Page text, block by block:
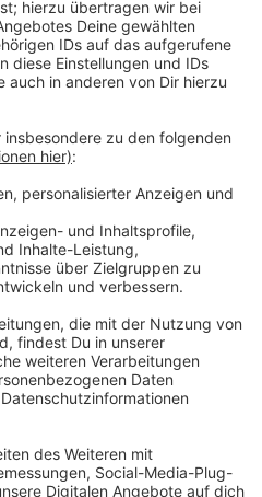
Hermannstraße oder die
in Mecklenbeck besichtigen.
genossenschaftlichem
Projekte bis hin zu
die sich noch in der
vorgestellt.
richtet sich an alle,
Wohnen interessieren
zu starten, sich einer
oder erste